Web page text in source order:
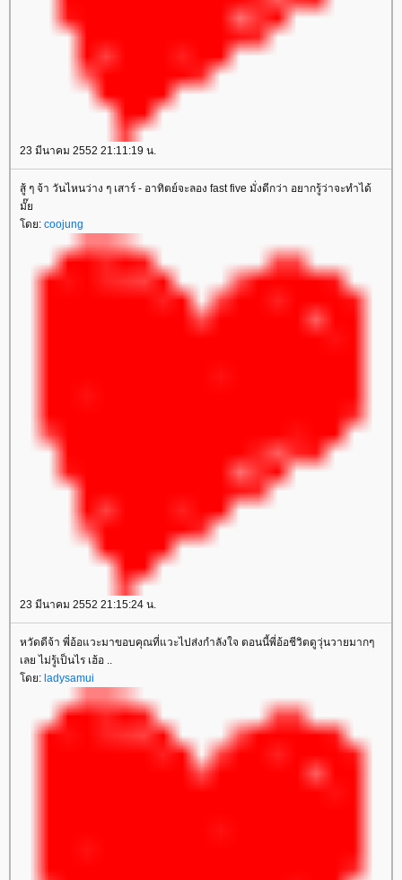
23 มีนาคม 2552 21:11:19 น.
สู้ ๆ จ้า วันไหนว่าง ๆ เสาร์ - อาทิตย์จะลอง fast five มั่งดีกว่า อยากรู้ว่าจะทำได้
มั๊
ดย: coojung
23 มีนาคม 2552 21:15:24 น.
หวัดดีจ้า พี่อ้อแวะมาขอบคุณที่แวะไปส่งกำลังใจ ตอนนี้พี่อ้อชีวิตดูวุ่นวายมากๆ
เลย ไม่รู้เป็นไร เฮ้อ ..
ดย: ladysamui